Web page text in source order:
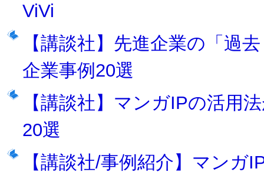
ViVi
【講談社】先進企業の「過
企業事例20選
【講談社】マンガIPの活
20選
【講談社/事例紹介】マン